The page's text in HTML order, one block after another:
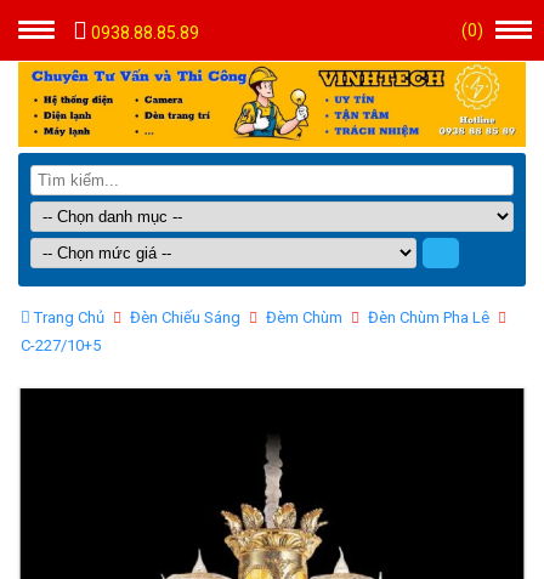
0938.88.85.89 (0)
Trang Chủ Đèn Chiếu Sáng Đèm Chùm
Đèn Chùm Pha Lê
C-227/10+5